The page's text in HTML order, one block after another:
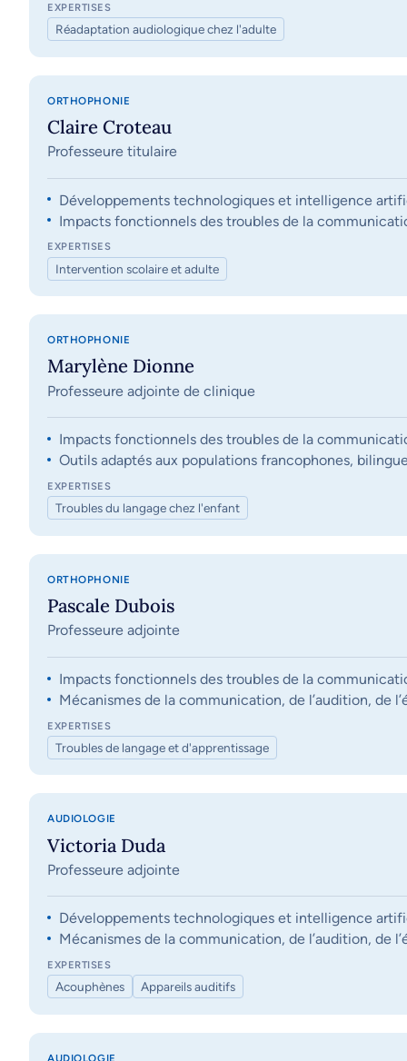
EXPERTISES
Réadaptation audiologique chez l'adulte
ORTHOPHONIE
Claire Croteau
Professeure titulaire
Développements technologiques et intelligence
Impacts fonctionnels des troubles de la
EXPERTISES
Intervention scolaire et adulte
ORTHOPHONIE
Marylène Dionne
Professeure adjointe de clinique
Impacts fonctionnels des troubles de la
Outils adaptés aux populations francophones,
EXPERTISES
Troubles du langage chez l'enfant
ORTHOPHONIE
Pascale Dubois
Professeure adjointe
Impacts fonctionnels des troubles de la
Mécanismes de la communication, de l’audition, de
EXPERTISES
Troubles de langage et d'apprentissage
AUDIOLOGIE
Victoria Duda
Professeure adjointe
Développements technologiques et intelligence
Mécanismes de la communication, de l’audition, de
EXPERTISES
Acouphènes Appareils auditifs
AUDIOLOGIE